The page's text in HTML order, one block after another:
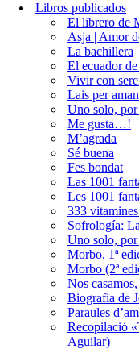
Libros publicados
El librero de
Asja | Amor
La bachillera
El ecuador
Vivir con
Lais per
Uno solo,
Me gusta…!
M’agrada
Sé buena
Fes bondat
Las 1001
Les 1001
333
Sofrología:
Uno solo,
Morbo, 1ª
Morbo (2ª
Nos
Biografia de
Paraules
Recopilació
Aguilar)